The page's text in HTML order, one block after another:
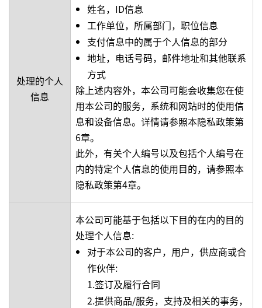
处理的个人
信息
姓名，ID信息
工作单位，所属部门，职位信息
支付信息中的属于个人信息的部分
地址，电话号码，邮件地址和其他联系
方式
除上述内容外，本公司可能会收集您在使
用本公司的服务，系统和网站时的使用信
息和设备信息。详情请参照本隐私政策第
6章。
此外，有关个人编号以及包括个人编号在
内的特定个人信息的使用目的，请参照本
隐私政策第4章。
本公司可能基于包括以下目的在内的目的
处理个人信息:
对于本公司的客户，用户，供应商或合
作伙伴:
1.签订及履行合同
2.提供商品/服务，支持及相关的事务，